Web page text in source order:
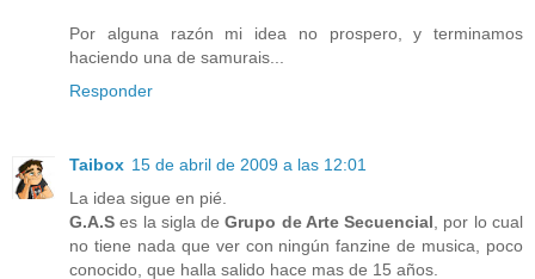
Por alguna razón mi idea no prospero, y terminamos
haciendo una de samurais...
Responder
Taibox 15 de abril de 2009 a las 12:01
La idea sigue en pié.
G.A.S es la sigla deGrupo de Arte Secuencial , por lo cual
no tiene nada que ver con ningún fanzine de musica, poco
conocido, que halla salido hace mas de 15 años.